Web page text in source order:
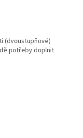
(dvoustupňové)
potřeby doplnit